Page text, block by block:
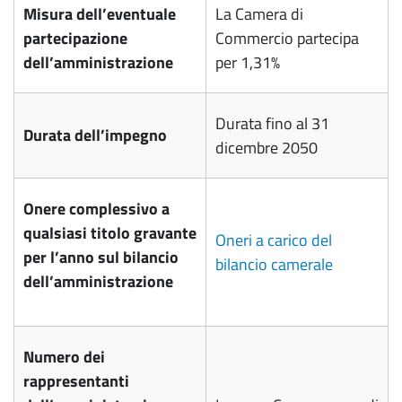
Misura dell’eventuale
partecipazione
dell’amministrazione
La Camera di
Commercio partecipa
per 1,31%
Durata dell’impegno
Durata fino al 31
dicembre 2050
Onere complessivo a
qualsiasi titolo gravante
per l’anno sul bilancio
dell’amministrazione
Oneri a carico del
bilancio camerale
Numero dei
rappresentanti